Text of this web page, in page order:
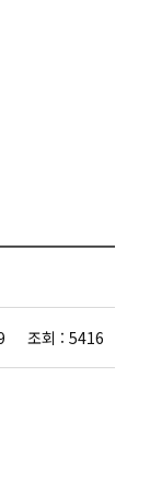
조회 : 5416